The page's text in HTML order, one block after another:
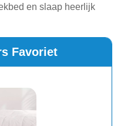
en slaap heerlijk
Favoriet